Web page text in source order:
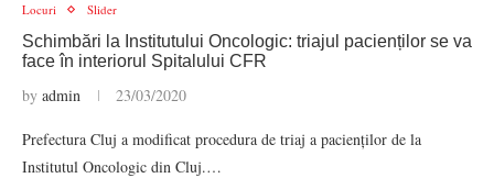
Locuri Slider
Schimbări la Institutului Oncologic: triajul pacienților se va
face în interiorul Spitalului CFR
by admin 23/03/2020
Prefectura Cluj a modificat procedura de triaj a pacienților de la
Institutul Oncologic din Cluj.…